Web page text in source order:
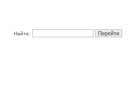
Найти: